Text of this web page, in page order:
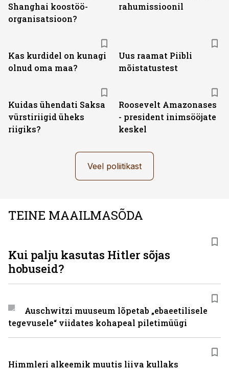
Shanghai koostöö­
organisatsioon?
rahumissioonil
Kas kurdidel on kunagi
olnud oma maa?
Uus raamat Piibli
mõistatustest
Kuidas ühendati Saksa
vürstiriigid üheks
riigiks?
Roosevelt Amazonases
- president inimsööjate
keskel
Veel poliitikast
TEINE MAAILMASÕDA
Kui palju kasutas Hitler sõjas
hobuseid?
Auschwitzi muuseum lõpetab „ebaeetilisele
tegevusele“ viidates kohapeal piletimüügi
Himmleri alkeemik muutis liiva kullaks